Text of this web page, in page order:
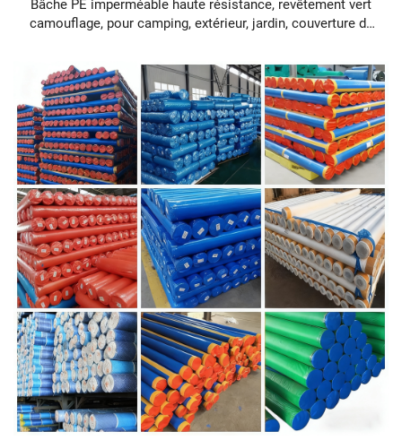
Bâche PE imperméable haute résistance, revêtement vert
camouflage, pour camping, extérieur, jardin, couverture de